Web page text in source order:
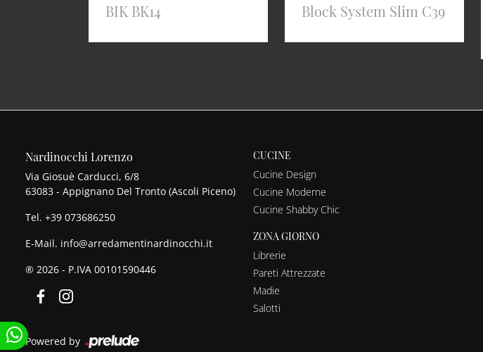
BIK BK14 Block System Slim C39
Nardinocchi Lorenzo
Via Giosuè Carducci, 6/8
63083 - Appignano Del Tronto (Ascoli Piceno)
Tel. +39 073686250
E-Mail. info@arredamentinardinocchi.it
® 2026 - P.IVA 00101590446
CUCINE
Cucine Design
Cucine Moderne
Cucine Shabby Chic
ZONA GIORNO
Librerie
Pareti Attrezzate
Madie
Salotti
Powered by